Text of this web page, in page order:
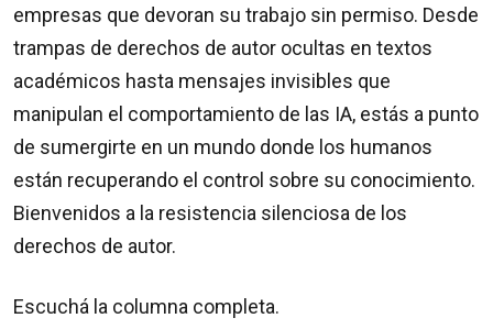
empresas que devoran su trabajo sin permiso. Desde
trampas de derechos de autor ocultas en textos
académicos hasta mensajes invisibles que
manipulan el comportamiento de las IA, estás a punto
de sumergirte en un mundo donde los humanos
están recuperando el control sobre su conocimiento.
Bienvenidos a la resistencia silenciosa de los
derechos de autor.
Escuchá la columna completa.